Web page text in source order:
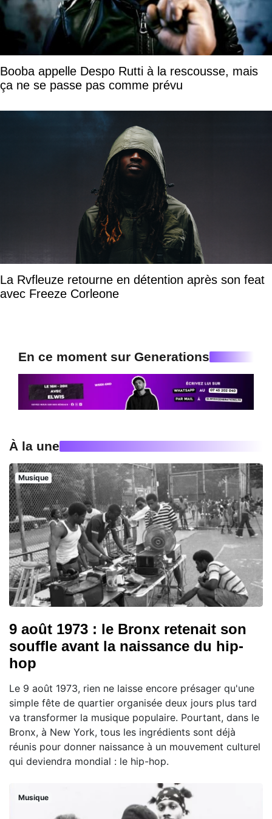
Booba appelle Despo Rutti à la rescousse, mais
ça ne se passe pas comme prévu
La Rvfleuze retourne en détention après son feat
avec Freeze Corleone
En ce moment sur Generations
À la une
Musique
9 août 1973 : le Bronx retenait son
souffle avant la naissance du hip-
hop
Le 9 août 1973, rien ne laisse encore présager qu'une
simple fête de quartier organisée deux jours plus tard
va transformer la musique populaire. Pourtant, dans le
Bronx, à New York, tous les ingrédients sont déjà
réunis pour donner naissance à un mouvement culturel
qui deviendra mondial : le hip-hop.
Musique